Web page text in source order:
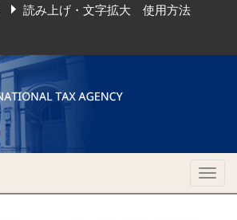
読み上げ・文字拡大 使用方法